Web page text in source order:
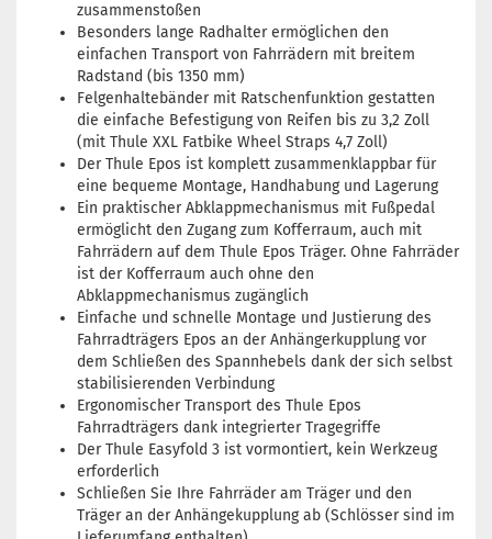
zusammenstoßen
Besonders lange Radhalter ermöglichen den
einfachen Transport von Fahrrädern mit breitem
Radstand (bis 1350 mm)
Felgenhaltebänder mit Ratschenfunktion gestatten
die einfache Befestigung von Reifen bis zu 3,2 Zoll
(mit Thule XXL Fatbike Wheel Straps 4,7 Zoll)
Der Thule Epos ist komplett zusammenklappbar für
eine bequeme Montage, Handhabung und Lagerung
Ein praktischer Abklappmechanismus mit Fußpedal
ermöglicht den Zugang zum Kofferraum, auch mit
Fahrrädern auf dem Thule Epos Träger. Ohne Fahrräder
ist der Kofferraum auch ohne den
Abklappmechanismus zugänglich
Einfache und schnelle Montage und Justierung des
Fahrradträgers Epos an der Anhängerkupplung vor
dem Schließen des Spannhebels dank der sich selbst
stabilisierenden Verbindung
Ergonomischer Transport des Thule Epos
Fahrradträgers dank integrierter Tragegriffe
Der Thule Easyfold 3 ist vormontiert, kein Werkzeug
erforderlich
Schließen Sie Ihre Fahrräder am Träger und den
Träger an der Anhängekupplung ab (Schlösser sind im